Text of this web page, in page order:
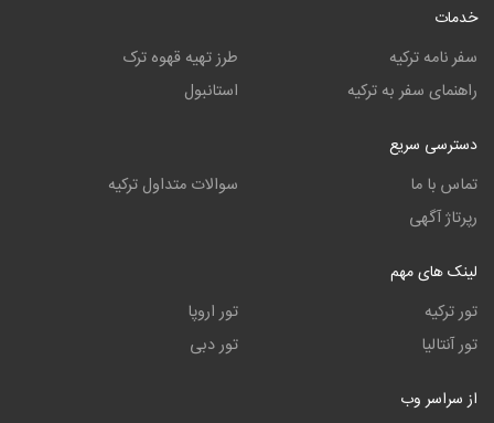
خدمات
سفر نامه ترکیه
راهنمای سفر به ترکیه
طرز تهیه قهوه ترک
استانبول
دسترسی سریع
تماس با ما
رپرتاژ آگهی
سوالات متداول ترکیه
لینک های مهم
تور ترکیه
تور آنتالیا
تور اروپا
تور دبی
از سراسر وب